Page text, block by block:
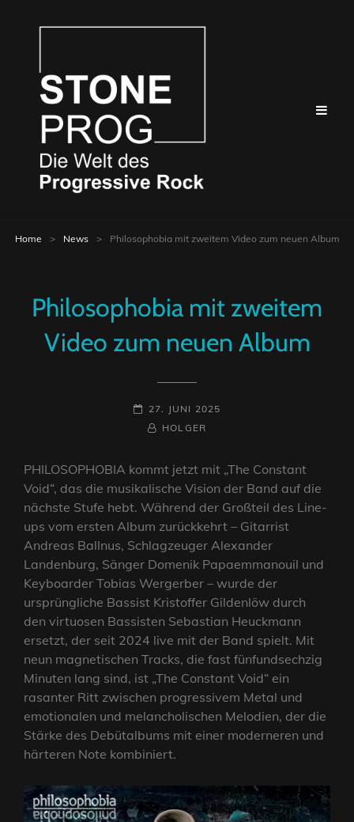
Home > News > Philosophobia mit zweitem Video zum neuen Album
Philosophobia mit zweitem
Video zum neuen Album
POSTED-
ON
27. JUNI 2025
BY
BYLINEHOLGER
PHILOSOPHOBIA kommt jetzt mit „The Constant
Void“, das die musikalische Vision der Band auf die
nächste Stufe hebt. Während der Großteil des Line-
ups vom ersten Album zurückkehrt – Gitarrist
Andreas Ballnus, Schlagzeuger Alexander
Landenburg, Sänger Domenik Papaemmanouil und
Keyboarder Tobias Wergerber – wurde der
ursprüngliche Bassist Kristoffer Gildenlöw durch
den virtuosen Bassisten Sebastian Heuckmann
ersetzt, der seit 2024 live mit der Band spielt. Mit
neun magnetischen Tracks, die fast fünfundsechzig
Minuten lang sind, ist „The Constant Void“ ein
rasanter Ritt zwischen progressivem Metal und
emotionalen und melancholischen Melodien, der die
Stärke des Debütalbums mit einer moderneren und
härteren Note kombiniert.